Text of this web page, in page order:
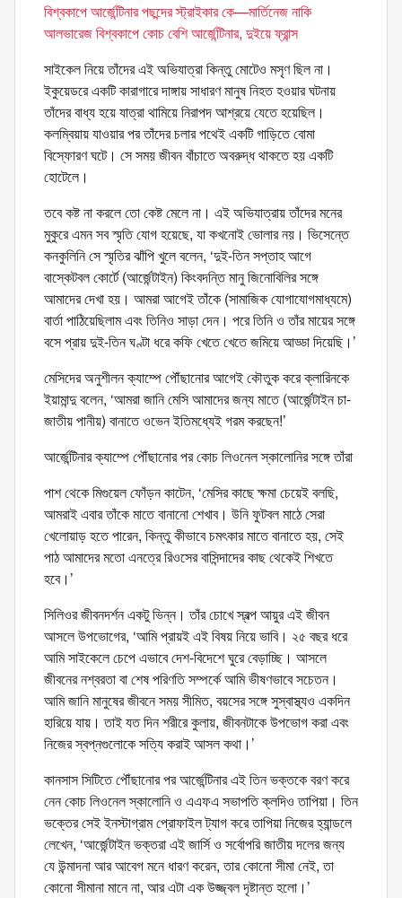
বিশ্বকাপে আর্জেন্টিনার পছন্দের স্ট্রাইকার কে—মার্তিনেজ নাকি
আলভারেজবিশ্বকাপে কোচ বেশি আর্জেন্টিনার, দুইয়ে ফ্রান্স
সাইকেল নিয়ে তাঁদের এই অভিযাত্রা কিন্তু মোটেও মসৃণ ছিল না।
ইকুয়েডরে একটি কারাগারে দাঙ্গায় সাধারণ মানুষ নিহত হওয়ার ঘটনায়
তাঁদের বাধ্য হয়ে যাত্রা থামিয়ে নিরাপদ আশ্রয়ে যেতে হয়েছিল।
কলম্বিয়ায় যাওয়ার পর তাঁদের চলার পথেই একটি গাড়িতে বোমা
বিস্ফোরণ ঘটে। সে সময় জীবন বাঁচাতে অবরুদ্ধ থাকতে হয় একটি
হোটেলে।
তবে কষ্ট না করলে তো কেষ্ট মেলে না। এই অভিযাত্রায় তাঁদের মনের
মুকুরে এমন সব স্মৃতি যোগ হয়েছে, যা কখনোই ভোলার নয়। ভিসেন্তে
কনকুলিনি সে স্মৃতির ঝাঁপি খুলে বলেন, ‘দুই-তিন সপ্তাহ আগে
বাস্কেটবল কোর্টে (আর্জেন্টাইন) কিংবদন্তি মানু জিনোবিলির সঙ্গে
আমাদের দেখা হয়। আমরা আগেই তাঁকে (সামাজিক যোগাযোগমাধ্যমে)
বার্তা পাঠিয়েছিলাম এবং তিনিও সাড়া দেন। পরে তিনি ও তাঁর মায়ের সঙ্গে
বসে প্রায় দুই-তিন ঘণ্টা ধরে কফি খেতে খেতে জমিয়ে আড্ডা দিয়েছি।’
মেসিদের অনুশীলন ক্যাম্পে পৌঁছানোর আগেই কৌতুক করে ক্লারিনকে
ইয়ামান্দু বলেন, ‘আমরা জানি মেসি আমাদের জন্য মাতে (আর্জেন্টাইন চা-
জাতীয় পানীয়) বানাতে ওভেন ইতিমধ্যেই গরম করছেন!’
আর্জেন্টিনার ক্যাম্পে পৌঁছানোর পর কোচ লিওনেল স্কালোনির সঙ্গে তাঁরা
পাশ থেকে মিগুয়েল ফোঁড়ন কাটেন, ‘মেসির কাছে ক্ষমা চেয়েই বলছি,
আমরাই এবার তাঁকে মাতে বানানো শেখাব। উনি ফুটবল মাঠে সেরা
খেলোয়াড় হতে পারেন, কিন্তু কীভাবে চমৎকার মাতে বানাতে হয়, সেই
পাঠ আমাদের মতো এনত্রে রিওসের বাসিন্দাদের কাছ থেকেই শিখতে
হবে।’
সিলিওর জীবনদর্শন একটু ভিন্ন। তাঁর চোখে স্বল্প আয়ুর এই জীবন
আসলে উপভোগের, ‘আমি প্রায়ই এই বিষয় নিয়ে ভাবি। ২৫ বছর ধরে
আমি সাইকেলে চেপে এভাবে দেশ-বিদেশে ঘুরে বেড়াচ্ছি। আসলে
জীবনের নশ্বরতা বা শেষ পরিণতি সম্পর্কে আমি ভীষণভাবে সচেতন।
আমি জানি মানুষের জীবনে সময় সীমিত, বয়সের সঙ্গে সুস্বাস্থ্যও একদিন
হারিয়ে যায়। তাই যত দিন শরীরে কুলায়, জীবনটাকে উপভোগ করা এবং
নিজের স্বপ্নগুলোকে সত্যি করাই আসল কথা।’
কানসাস সিটিতে পৌঁছানোর পর আর্জেন্টিনার এই তিন ভক্তকে বরণ করে
নেন কোচ লিওনেল স্কালোনি ও এএফএ সভাপতি ক্লদিও তাপিয়া। তিন
ভক্তের সেই ইনস্টাগ্রাম প্রোফাইল ট্যাগ করে তাপিয়া নিজের হ্যান্ডলে
লেখেন, ‘আর্জেন্টাইন ভক্তরা এই জার্সি ও সর্বোপরি জাতীয় দলের জন্য
যে উন্মাদনা আর আবেগ মনে ধারণ করেন, তার কোনো সীমা নেই, তা
কোনো সীমানা মানে না, আর এটা এক উজ্জ্বল দৃষ্টান্ত হলো।’